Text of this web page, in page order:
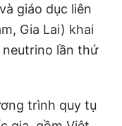
biết
quảng cáo
giáo dục liên
Gia Lai) khai
lần thứ
trình quy tụ